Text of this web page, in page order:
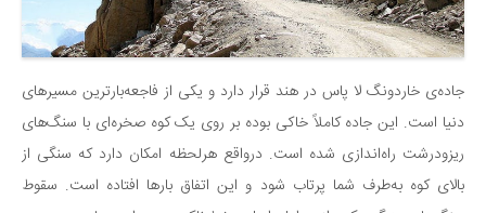
جاده‌ی خاردونگ لا پاس در هند قرار دارد و یکی از فاجعه‌بارترین مسیرهای
دنیا است. این جاده کاملاً خاکی بوده بر روی یک کوه صخره‌ای با سنگ‌های
ریزودرشت راه‌اندازی شده است. درواقع هرلحظه امکان دارد که سنگی از
بالای کوه به‌طرف شما پرتاب شود و این اتفاق بارها افتاده است. سقوط